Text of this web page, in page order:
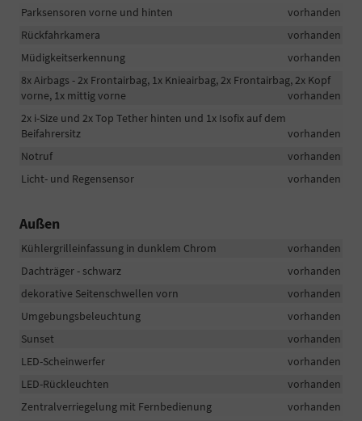
Parksensoren vorne und hinten
vorhanden
Rückfahrkamera
vorhanden
Müdigkeitserkennung
vorhanden
8x Airbags - 2x Frontairbag, 1x Knieairbag, 2x Frontairbag, 2x Kopf
vorne, 1x mittig vorne
vorhanden
2x i-Size und 2x Top Tether hinten und 1x Isofix auf dem
Beifahrersitz
vorhanden
Notruf
vorhanden
Licht- und Regensensor
vorhanden
Außen
Kühlergrilleinfassung in dunklem Chrom
vorhanden
Dachträger - schwarz
vorhanden
dekorative Seitenschwellen vorn
vorhanden
Umgebungsbeleuchtung
vorhanden
Sunset
vorhanden
LED-Scheinwerfer
vorhanden
LED-Rückleuchten
vorhanden
Zentralverriegelung mit Fernbedienung
vorhanden